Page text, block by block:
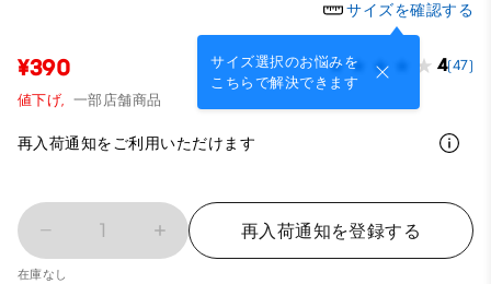
サイズを確認する
サイズ選択のお悩みを
こちらで解決できます
¥390 4(47)
値下げ, 一部店舗商品
再入荷通知をご利用いただけます
1 再入荷通知を登録する
在庫なし